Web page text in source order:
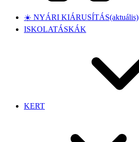
☀️ NYÁRI KIÁRUSÍTÁS(aktuális)
ISKOLATÁSKÁK
KERT